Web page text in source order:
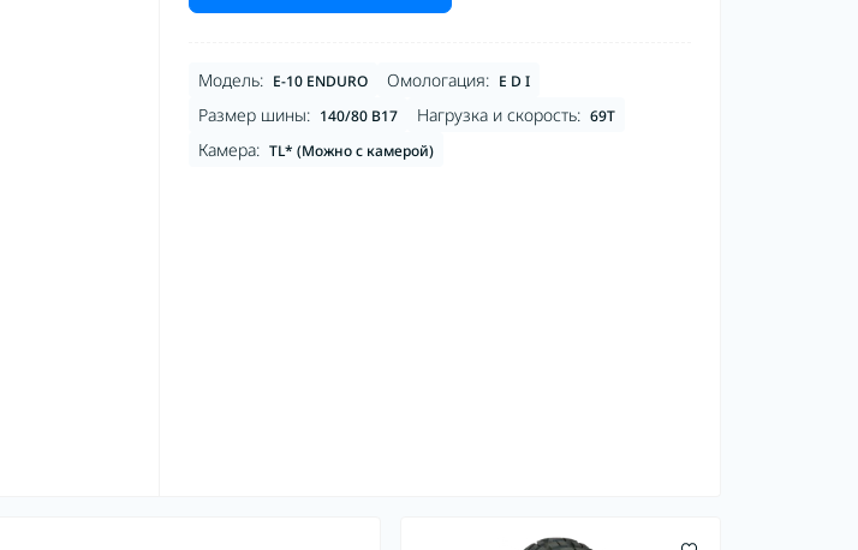
Модель: E-10 ENDURO Омологация: E D I
Размер шины: 140/80 B17 Нагрузка и скорость: 69T
Камера: TL* (Можно с камерой)